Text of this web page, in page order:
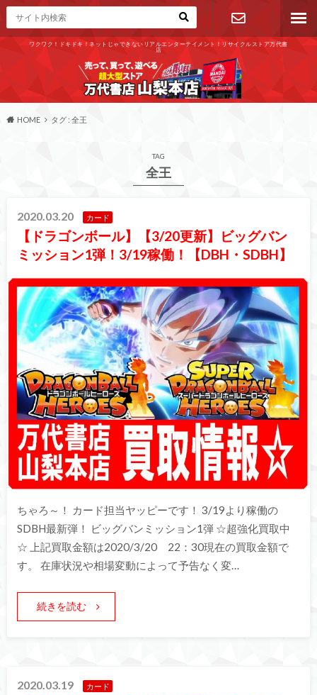
ワクワク！ドキドキ！ネットじゃできないリアルエンターテイメント！リサイクルストア万代書
店
お問い合わ
せ
HOME タグ : 全王
TAG
全王
2020.03.20 カード
【ドラゴンボール】【3/20更新】ビッグバン
ミッション1弾！3/19稼働！【DBH・SDBH】
ちゃろ～！ カード担当ヤッピーです！ 3/19より稼働の
SDBH最新弾！ ビッグバンミッション1弾 ☆超強化買取中
☆ 上記買取金額は2020/3/20 22：30現在の買取金額で
す。 在庫状況や相場変動によって予告なく変…
続きを読む
2020.03.19 カード